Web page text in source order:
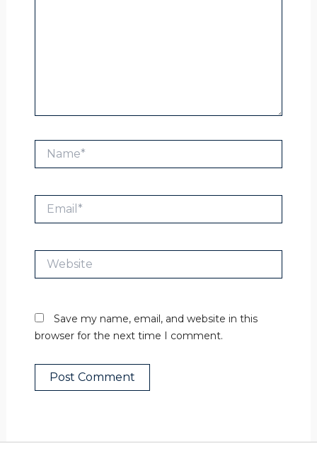
Name*
Email*
Website
Save my name, email, and website in this
browser for the next time I comment.